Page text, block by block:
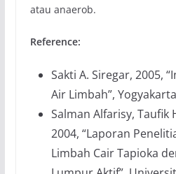
atau anaerob.
Reference:
Sakti A. Siregar, 2005,
Air Limbah”,
Salman Alfarisy, Taufik
2004, “Laporan
Limbah Cair Tapioka